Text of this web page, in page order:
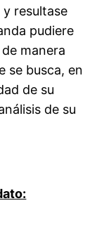
resultase
pudiere
manera
se busca, en
de su
de su